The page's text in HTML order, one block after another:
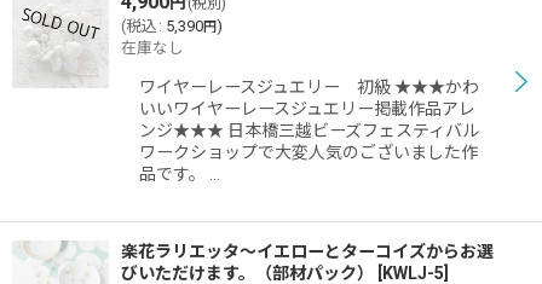
(税別)
(税込 : 5,390円)
在庫なし
ワイヤーレースジュエリー 初級 ★★★かわ
いいワイヤーレースジュエリー掲載作品アレ
ンジ★★★ 日本橋三越ビーズフェスティバル
ワークショップで大変人気のございました作
品です。 …
楽花ラリエッタ〜イエローとターコイズからお選
びいただけます。（部材パック）
KWLJ-5